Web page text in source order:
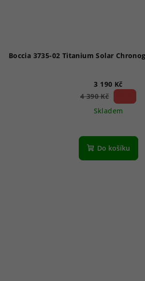
Boccia 3735-02 Titanium Solar
3 190 Kč
4 390 Kč
Skladem
Do košíku